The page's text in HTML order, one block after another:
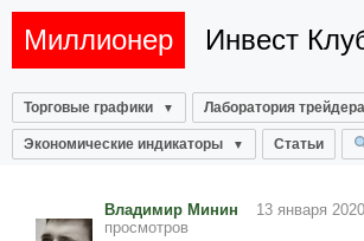
Миллионер Инвест
Торговые графики Лаборатория трейдера
Экономические индикаторы Статьи
Владимир Минин 13 января
просмотров